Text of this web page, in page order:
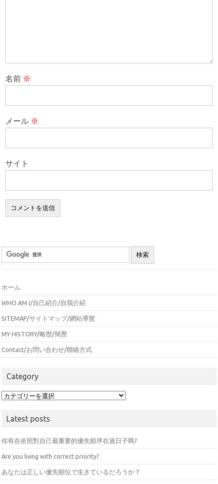
名前 ※
メール ※
サイト
ホーム
WHO AM I/自己紹介/自我介紹
SITEMAP/サイトマップ/網站導覽
MY HISTORY/略歴/簡歷
Contact/お問い合わせ/聯絡方式
Category
Category
Latest posts
你有在依照對自己最重要的優先順序在過日子嗎?
Are you living with correct priority?
あなたは正しい優先順位で生きているだろうか？